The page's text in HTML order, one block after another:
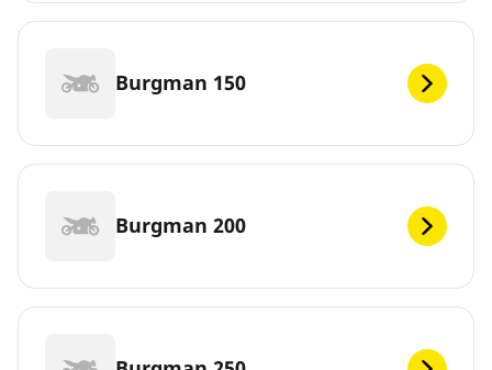
Burgman 150
Burgman 200